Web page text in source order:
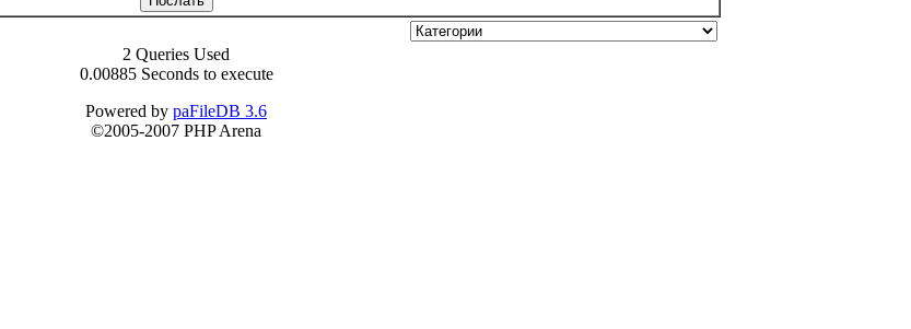
2 Queries Used
0.00885 Seconds to execute
Powered by paFileDB 3.6
©2005-2007 PHP Arena